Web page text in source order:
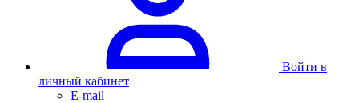
Войти в
личный кабинет
E-mail